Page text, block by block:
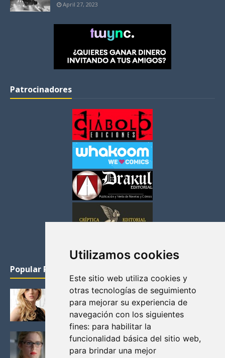
Utilizamos cookies
Este sitio web utiliza cookies y
otras tecnologías de seguimiento
para mejorar su experiencia de
navegación con los siguientes
fines: para habilitar la
funcionalidad básica del sitio web,
para brindar una mejor
April 27, 2023
Patrocinadores
Popular Posts
KATHERYN WINNICK: LA ACTRIZ MAS GUAPA DE
VIKINGOS
Junio 14, 2013
FELICITY (EMILY BETT RICKARDS), LAS FOTOS
MAS BONITAS DE LA ALIADA DE ARROW